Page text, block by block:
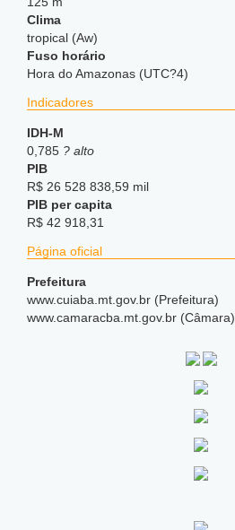
Clima
tropical (Aw)
Fuso horário
Hora do Amazonas (UTC?4)
Indicadores
IDH-M
0,785 ? alto
PIB
R$ 26 528 838,59 mil
PIB per capita
R$ 42 918,31
Página oficial
Prefeitura
www.cuiaba.mt.gov.br (Prefeitura)
www.camaracba.mt.gov.br (Câmara)